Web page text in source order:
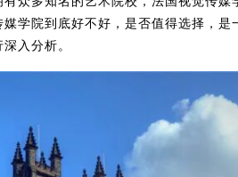
学院到底好不好，是否值得选择，
入分析。